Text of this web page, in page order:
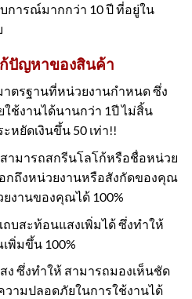
การณ์มากกว่า 10 ปี ที่อยู่ใน
ปัญหาของสินค้า
ตรฐานที่หน่วยงานกำหนด ซึ่ง
ช้งานได้นานกว่า 1ปี ไม่สิ้น
หยัดเงินขึ้น 50 เท่า!!
ามารถสกรีนโลโก้หรือชื่อหน่วย
กถึงหน่วยงานหรือสังกัดของคุณ
งานของคุณได้ 100%
บสะท้อนแสงเพิ่มได้ ซึ่งทำให้
พิ่มขึ้น 100%
ซึ่งทำให้ สามารถมองเห็นชัด
วามปลอดภัยในการใช้งานได้